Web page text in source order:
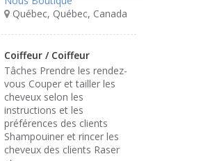
Québec, Québec, Canada
Coiffeur / Coiffeur
Tâches Prendre les rendez-
vous Couper et tailler les
cheveux selon les
instructions et les
préférences des clients
Shampouiner et rincer les
cheveux des clients Raser